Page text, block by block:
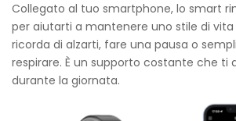
Collegato al tuo smartphone, lo smart
per aiutarti a mantenere uno stile di
ricorda di alzarti, fare una pausa o
respirare. È un supporto costante che ti
durante la giornata.